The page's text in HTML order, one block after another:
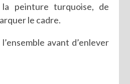
la peinture turquoise, de
le cadre.
avant d’enlever